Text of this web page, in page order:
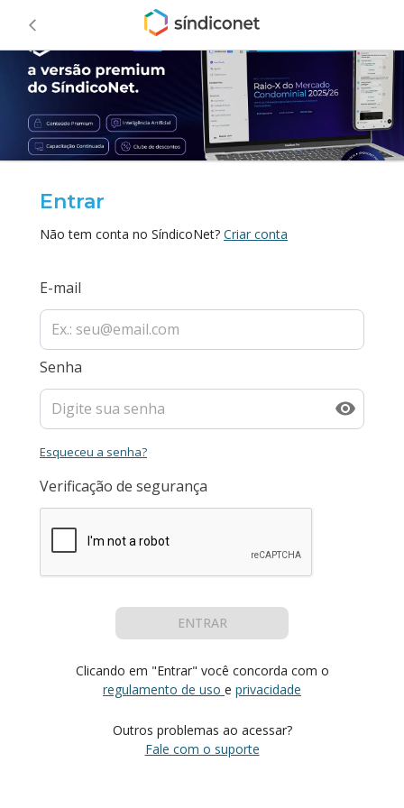
Entrar
Não tem conta no SíndicoNet? Criar conta
E-mail
Senha
Esqueceu a senha?
Verificação de segurança
ENTRAR
Clicando em "Entrar" você concorda com o
regulamento de uso e privacidade
Outros problemas ao acessar?
Fale com o suporte